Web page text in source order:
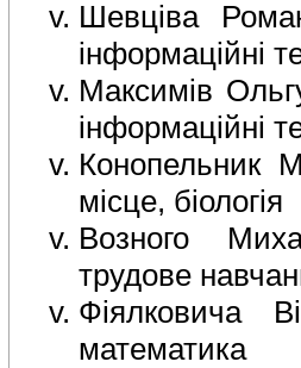
Шевціва
інформаційні
Максимів
інформаційні
Конопельник
місце, біологія
Возного
трудове
Фіялковича
математика